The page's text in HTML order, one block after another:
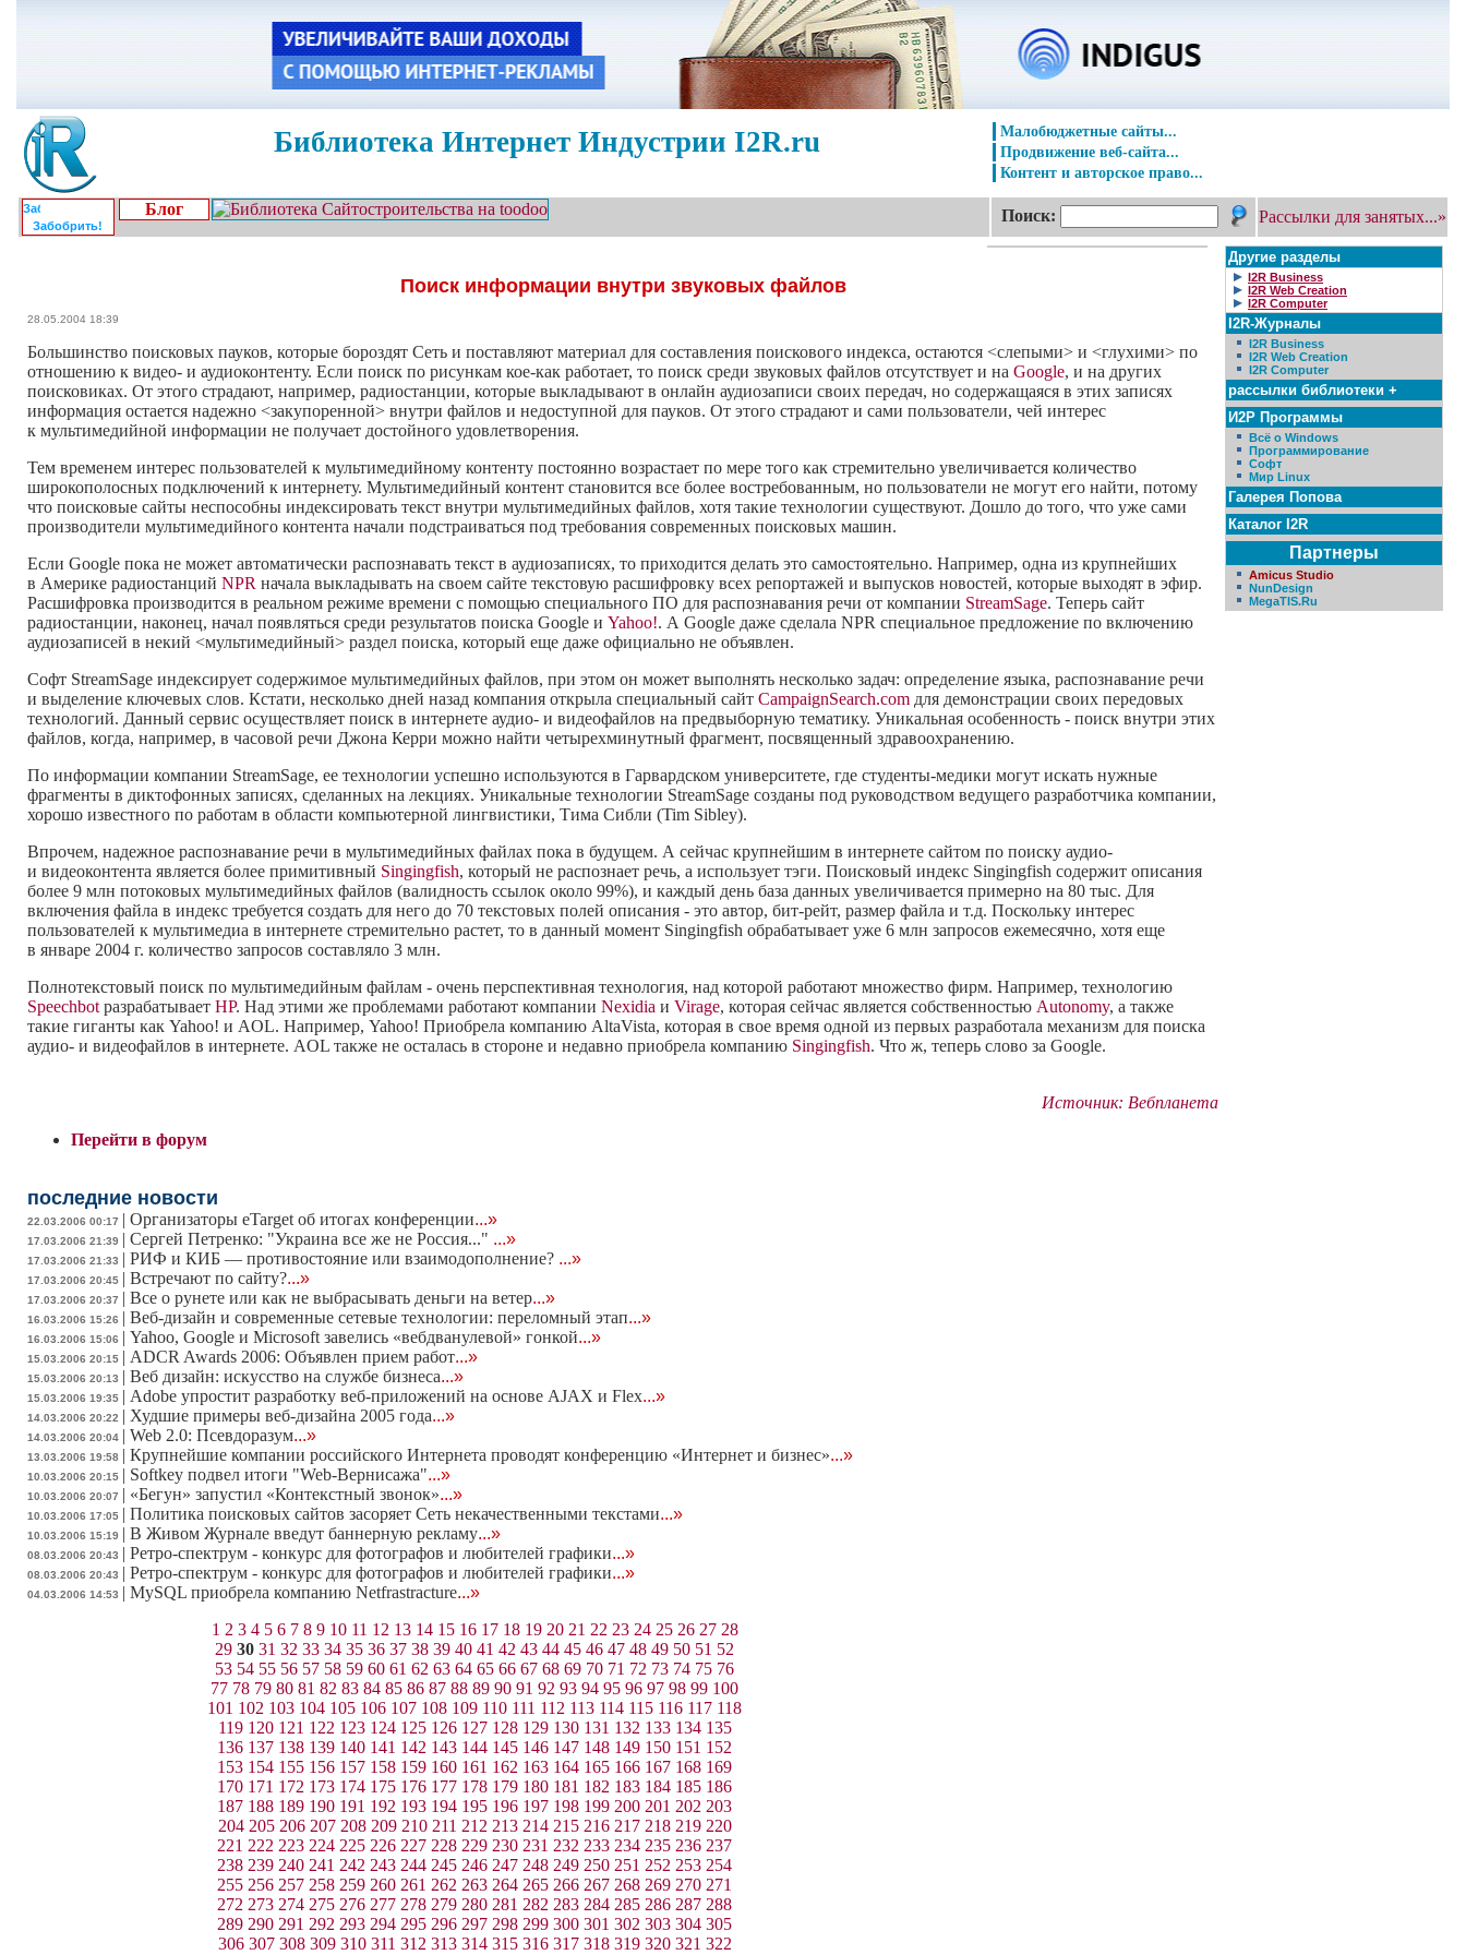
Библиотека Интернет Индустрии I2R.ru
Малобюджетные сайты...
Продвижение веб-сайта...
Контент и авторское право...
Забобрить!
Блог Поиск: Рассылки для занятых...»
Поиск информации внутри звуковых файлов
28.05.2004 18:39
Большинство поисковых пауков, которые бороздят Сеть и поставляют материал для составления поискового индекса, остаются <слепыми> и <глухими> по
отношению к видео- и аудиоконтенту. Если поиск по рисункам кое-как работает, то поиск среди звуковых файлов отсутствует и на Google, и на других
поисковиках. От этого страдают, например, радиостанции, которые выкладывают в онлайн аудиозаписи своих передач, но содержащаяся в этих записях
информация остается надежно <закупоренной> внутри файлов и недоступной для пауков. От этого страдают и сами пользователи, чей интерес
к мультимедийной информации не получает достойного удовлетворения.
Тем временем интерес пользователей к мультимедийному контенту постоянно возрастает по мере того как стремительно увеличивается количество
широкополосных подключений к интернету. Мультимедийный контент становится все более востребованным, но пользователи не могут его найти, потому
что поисковые сайты неспособны индексировать текст внутри мультимедийных файлов, хотя такие технологии существуют. Дошло до того, что уже сами
производители мультимедийного контента начали подстраиваться под требования современных поисковых машин.
Если Google пока не может автоматически распознавать текст в аудиозаписях, то приходится делать это самостоятельно. Например, одна из крупнейших
в Америке радиостанций NPR начала выкладывать на своем сайте текстовую расшифровку всех репортажей и выпусков новостей, которые выходят в эфир.
Расшифровка производится в реальном режиме времени с помощью специального ПО для распознавания речи от компании StreamSage. Теперь сайт
радиостанции, наконец, начал появляться среди результатов поиска Google и Yahoo!. А Google даже сделала NPR специальное предложение по включению
аудиозаписей в некий <мультимедийный> раздел поиска, который еще даже официально не объявлен.
Софт StreamSage индексирует содержимое мультимедийных файлов, при этом он может выполнять несколько задач: определение языка, распознавание речи
и выделение ключевых слов. Кстати, несколько дней назад компания открыла специальный сайт CampaignSearch.com для демонстрации своих передовых
технологий. Данный сервис осуществляет поиск в интернете аудио- и видеофайлов на предвыборную тематику. Уникальная особенность - поиск внутри этих
файлов, когда, например, в часовой речи Джона Керри можно найти четырехминутный фрагмент, посвященный здравоохранению.
По информации компании StreamSage, ее технологии успешно используются в Гарвардском университете, где студенты-медики могут искать нужные
фрагменты в диктофонных записях, сделанных на лекциях. Уникальные технологии StreamSage созданы под руководством ведущего разработчика компании,
хорошо известного по работам в области компьютерной лингвистики, Тима Сибли (Tim Sibley).
Впрочем, надежное распознавание речи в мультимедийных файлах пока в будущем. А сейчас крупнейшим в интернете сайтом по поиску аудио-
и видеоконтента является более примитивный Singingfish, который не распознает речь, а использует тэги. Поисковый индекс Singingfish содержит описания
более 9 млн потоковых мультимедийных файлов (валидность ссылок около 99%), и каждый день база данных увеличивается примерно на 80 тыс. Для
включения файла в индекс требуется создать для него до 70 текстовых полей описания - это автор, бит-рейт, размер файла и т.д. Поскольку интерес
пользователей к мультимедиа в интернете стремительно растет, то в данный момент Singingfish обрабатывает уже 6 млн запросов ежемесячно, хотя еще
в январе 2004 г. количество запросов составляло 3 млн.
Полнотекстовый поиск по мультимедийным файлам - очень перспективная технология, над которой работают множество фирм. Например, технологию
Speechbot разрабатывает НР. Над этими же проблемами работают компании Nexidia и Virage, которая сейчас является собственностью Autonomy, а также
такие гиганты как Yahoo! и AOL. Например, Yahoo! Приобрела компанию AltaVista, которая в свое время одной из первых разработала механизм для поиска
аудио- и видеофайлов в интернете. AOL также не осталась в стороне и недавно приобрела компанию Singingfish. Что ж, теперь слово за Google.
Источник: Вебпланета
Перейти в форум
последние новости
22.03.2006 00:17 | Организаторы eTarget об итогах конференции...»
17.03.2006 21:39 | Сергей Петренко: "Украина все же не Россия..." ...»
17.03.2006 21:33 | РИФ и КИБ — противостояние или взаимодополнение? ...»
17.03.2006 20:45 | Встречают по сайту?...»
17.03.2006 20:37 | Все о рунете или как не выбрасывать деньги на ветер...»
16.03.2006 15:26 | Веб-дизайн и современные сетевые технологии: переломный этап...»
16.03.2006 15:06 | Yahoo, Google и Microsoft завелись «вебдванулевой» гонкой...»
15.03.2006 20:15 | ADCR Awards 2006: Объявлен прием работ...»
15.03.2006 20:13 | Веб дизайн: искусство на службе бизнеса...»
15.03.2006 19:35 | Adobe упростит разработку веб-приложений на основе AJAX и Flex...»
14.03.2006 20:22 | Худшие примеры веб-дизайна 2005 года...»
14.03.2006 20:04 | Web 2.0: Псевдоразум...»
13.03.2006 19:58 | Крупнейшие компании российского Интернета проводят конференцию «Интернет и бизнес»...»
10.03.2006 20:15 | Softkey подвел итоги "Web-Вернисажа"...»
10.03.2006 20:07 | «Бегун» запустил «Контекстный звонок»...»
10.03.2006 17:05 | Политика поисковых сайтов засоряет Сеть некачественными текстами...»
10.03.2006 15:19 | В Живом Журнале введут баннерную рекламу...»
08.03.2006 20:43 | Ретро-спектрум - конкурс для фотографов и любителей графики...»
08.03.2006 20:43 | Ретро-спектрум - конкурс для фотографов и любителей графики...»
04.03.2006 14:53 | MySQL приобрела компанию Netfrastracture...»
1 2 3 4 5 6 7 8 9 10 11 12 13 14 15 16 17 18 19 20 21 22 23 24 25 26 27 28
29 30 31 32 33 34 35 36 37 38 39 40 41 42 43 44 45 46 47 48 49 50 51 52
53 54 55 56 57 58 59 60 61 62 63 64 65 66 67 68 69 70 71 72 73 74 75 76
77 78 79 80 81 82 83 84 85 86 87 88 89 90 91 92 93 94 95 96 97 98 99 100
101 102 103 104 105 106 107 108 109 110 111 112 113 114 115 116 117 118
119 120 121 122 123 124 125 126 127 128 129 130 131 132 133 134 135
136 137 138 139 140 141 142 143 144 145 146 147 148 149 150 151 152
153 154 155 156 157 158 159 160 161 162 163 164 165 166 167 168 169
170 171 172 173 174 175 176 177 178 179 180 181 182 183 184 185 186
187 188 189 190 191 192 193 194 195 196 197 198 199 200 201 202 203
204 205 206 207 208 209 210 211 212 213 214 215 216 217 218 219 220
221 222 223 224 225 226 227 228 229 230 231 232 233 234 235 236 237
238 239 240 241 242 243 244 245 246 247 248 249 250 251 252 253 254
255 256 257 258 259 260 261 262 263 264 265 266 267 268 269 270 271
272 273 274 275 276 277 278 279 280 281 282 283 284 285 286 287 288
289 290 291 292 293 294 295 296 297 298 299 300 301 302 303 304 305
306 307 308 309 310 311 312 313 314 315 316 317 318 319 320 321 322
Другие разделы
I2R Business
I2R Web Creation
I2R Computer
I2R-Журналы
I2R Business
I2R Web Creation
I2R Computer
рассылки библиотеки +
И2Р Программы
Всё о Windows
Программирование
Софт
Мир Linux
Галерея Попова
Каталог I2R
Партнеры
Amicus Studio
NunDesign
MegaTIS.Ru